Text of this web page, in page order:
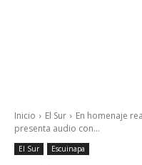
Inicio El Sur
En homenaje
presenta audio con...
El Sur Escuinapa